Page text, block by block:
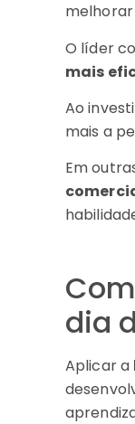
O líder
mais
Ao
mais a
Em
dia
Aplicar a